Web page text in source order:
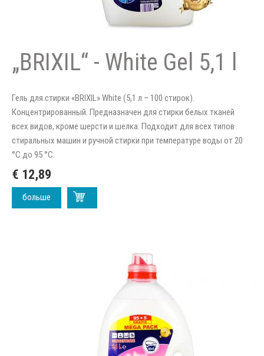
„BRIXIL“ - White Gel 5,1 l
Гель для стирки «BRIXIL» White (5,1 л – 100 стирок).
Концентрированный. Предназначен для стирки белых тканей
всех видов, кроме шерсти и шелка. Подходит для всех типов
стиральных машин и ручной стирки при температуре воды от 20
°C до 95 °C.
€ 12,89
больше